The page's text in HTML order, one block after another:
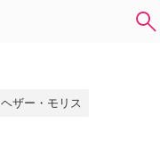
ヘザー・モリス